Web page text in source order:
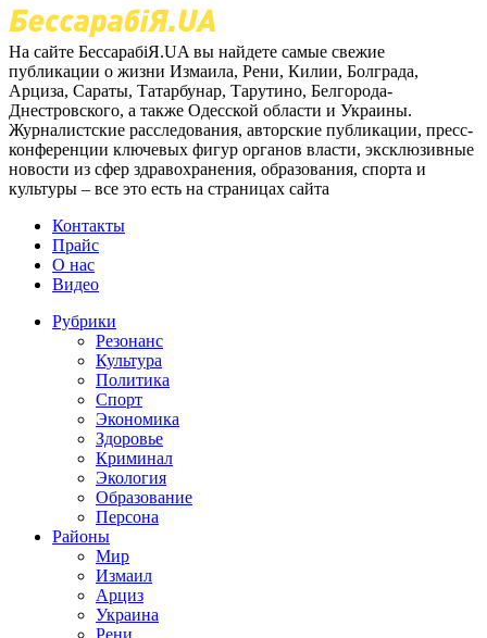
На сайте БессарабіЯ.UA вы найдете самые свежие
публикации о жизни Измаила, Рени, Килии, Болграда,
Арциза, Сараты, Татарбунар, Тарутино, Белгорода-
Днестровского, а также Одесской области и Украины.
Журналистские расследования, авторские публикации, пресс-
конференции ключевых фигур органов власти, эксклюзивные
новости из сфер здравохранения, образования, спорта и
культуры – все это есть на страницах сайта
Контакты
Прайс
О нас
Видео
Рубрики
Резонанс
Культура
Политика
Спорт
Экономика
Здоровье
Криминал
Экология
Образование
Персона
Районы
Мир
Измаил
Арциз
Украина
Рени